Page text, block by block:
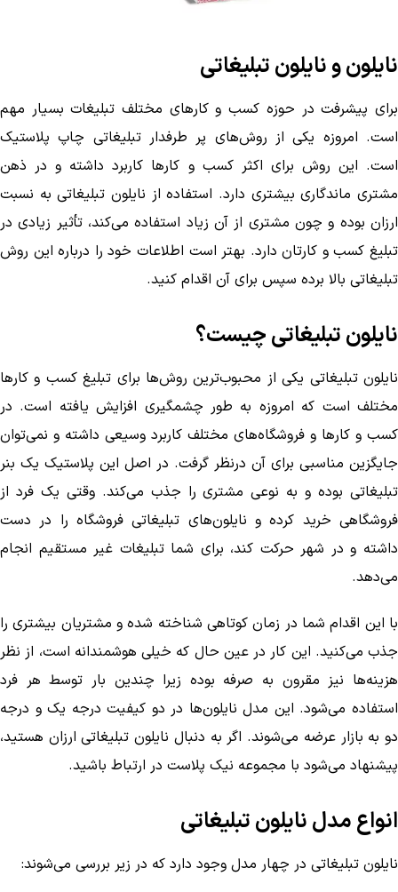
نایلون و نایلون تبلیغاتی
برای پیشرفت در حوزه کسب و کار‌های مختلف تبلیغات بسیار مهم
است. امروزه یکی از روش‌های پر طرفدار تبلیغاتی چاپ پلاستیک
است. این روش برای اکثر کسب و کار‌ها کاربرد داشته و در ذهن
مشتری ماندگاری بیشتری دارد. استفاده از نایلون تبلیغاتی به نسبت
ارزان بوده و چون مشتری از آن زیاد استفاده می‌کند، تأثیر زیادی در
تبلیغ کسب و کارتان دارد. بهتر است اطلاعات خود را درباره این روش
تبلیغاتی بالا برده سپس برای آن اقدام کنید.
نایلون تبلیغاتی چیست؟
نایلون تبلیغاتی یکی از محبوب‌ترین روش‌ها برای تبلیغ کسب و کار‌ها
مختلف است که امروزه به طور چشمگیری افزایش یافته است. در
کسب و کار‌ها و فروشگاه‌های مختلف کاربرد وسیعی داشته و نمی‌توان
جایگزین مناسبی برای آن درنظر گرفت. در اصل این پلاستیک یک بنر
تبلیغاتی بوده و به نوعی مشتری را جذب می‌کند. وقتی یک فرد از
فروشگاهی خرید کرده و نایلون‌های تبلیغاتی فروشگاه را در دست
داشته و در شهر حرکت کند، برای شما تبلیغات غیر مستقیم انجام
می‌دهد.
با این اقدام شما در زمان کوتاهی شناخته شده و مشتریان بیشتری را
جذب می‌کنید. این کار در عین حال که خیلی هوشمندانه است، از نظر
هزینه‌ها نیز مقرون به صرفه بوده زیرا چندین بار توسط هر فرد
استفاده می‌شود. این مدل نایلون‌ها در دو کیفیت درجه یک و درجه
دو به بازار عرضه می‌شوند. اگر به دنبال نایلون تبلیغاتی ارزان هستید،
پیشنهاد می‌شود با مجموعه نیک پلاست در ارتباط باشید.
انواع مدل نایلون تبلیغاتی
نایلون تبلیغاتی در چهار مدل وجود دارد که در زیر بررسی می‌شوند: